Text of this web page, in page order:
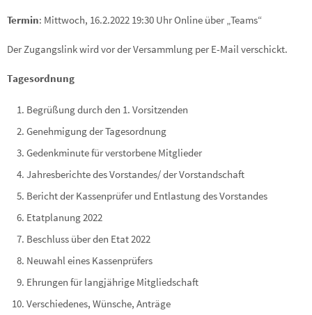
Termin: Mittwoch, 16.2.2022 19:30 Uhr Online über „Teams“
Der Zugangslink wird vor der Versammlung per E-Mail verschickt.
Tagesordnung
Begrüßung durch den 1. Vorsitzenden
Genehmigung der Tagesordnung
Gedenkminute für verstorbene Mitglieder
Jahresberichte des Vorstandes/ der Vorstandschaft
Bericht der Kassenprüfer und Entlastung des Vorstandes
Etatplanung 2022
Beschluss über den Etat 2022
Neuwahl eines Kassenprüfers
Ehrungen für langjährige Mitgliedschaft
Verschiedenes, Wünsche, Anträge